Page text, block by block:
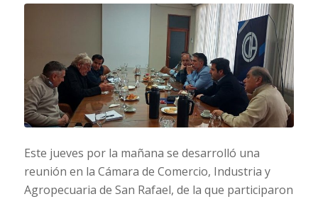
Este jueves por la mañana se desarrolló una
reunión en la Cámara de Comercio, Industria y
Agropecuaria de San Rafael, de la que participaron